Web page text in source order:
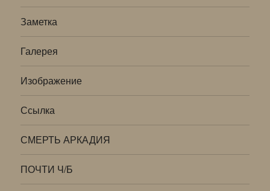
Заметка
Галерея
Изображение
Ссылка
СМЕРТЬ АРКАДИЯ
ПОЧТИ Ч/Б